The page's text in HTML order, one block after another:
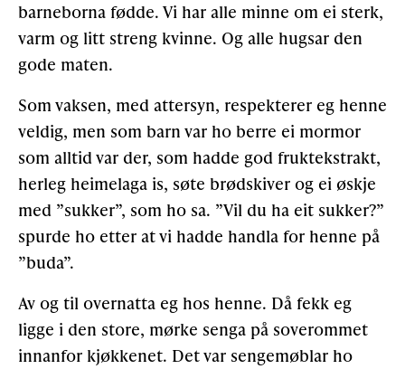
barneborna fødde. Vi har alle minne om ei sterk,
varm og litt streng kvinne. Og alle hugsar den
gode maten.
Som vaksen, med attersyn, respekterer eg henne
veldig, men som barn var ho berre ei mormor
som alltid var der, som hadde god fruktekstrakt,
herleg heimelaga is, søte brødskiver og ei øskje
med ”sukker”, som ho sa. ”Vil du ha eit sukker?”
spurde ho etter at vi hadde handla for henne på
”buda”.
Av og til overnatta eg hos henne. Då fekk eg
ligge i den store, mørke senga på soverommet
innanfor kjøkkenet. Det var sengemøblar ho